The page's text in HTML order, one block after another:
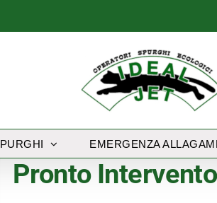
EMERGENZA
Pronto